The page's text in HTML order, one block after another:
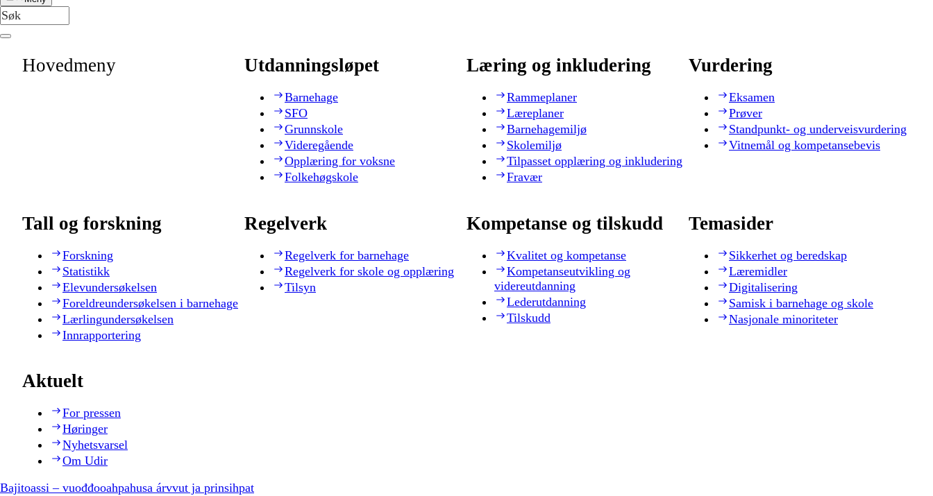
Hovedmeny Utdanningsløpet
Barnehage
SFO
Grunnskole
Videregående
Opplæring for voksne
Folkehøgskole
Læring og inkludering
Rammeplaner
Læreplaner
Barnehagemiljø
Skolemiljø
Tilpasset opplæring og inkludering
Fravær
Vurdering
Eksamen
Prøver
Standpunkt- og underveisvurdering
Vitnemål og kompetansebevis
Tall og forskning
Forskning
Statistikk
Elevundersøkelsen
Foreldreundersøkelsen i barnehage
Lærlingundersøkelsen
Innrapportering
Regelverk
Regelverk for barnehage
Regelverk for skole og opplæring
Tilsyn
Kompetanse og tilskudd
Kvalitet og kompetanse
Kompetanseutvikling og
videreutdanning
Lederutdanning
Tilskudd
Temasider
Sikkerhet og beredskap
Læremidler
Digitalisering
Samisk i barnehage og skole
Nasjonale minoriteter
Aktuelt
For pressen
Høringer
Nyhetsvarsel
Om Udir
Bajitoassi – vuođđooahpahusa árvvut ja prinsihpat